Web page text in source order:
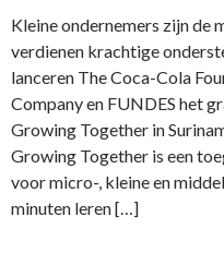
Kleine ondernemers zijn de
verdienen krachtige
lanceren The Coca-Cola
Company en FUNDES het
Growing Together in
Growing Together is een
voor micro-, kleine en
minuten leren […]